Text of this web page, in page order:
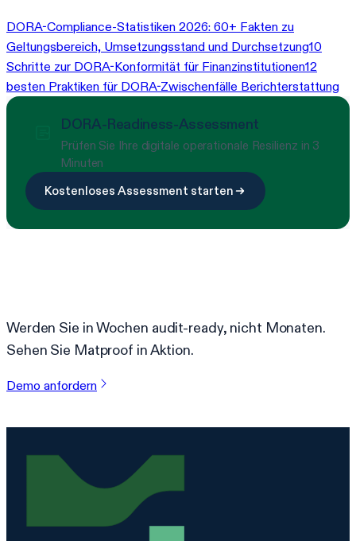
DORA-Compliance-Statistiken 2026: 60+ Fakten zu
Geltungsbereich, Umsetzungsstand und Durchsetzung10
Schritte zur DORA-Konformität für Finanzinstitutionen12
besten Praktiken für DORA-Zwischenfälle Berichterstattung
DORA-Readiness-Assessment
Prüfen Sie Ihre digitale operationale Resilienz in 3
Minuten
Kostenloses Assessment starten
Werden Sie in Wochen audit-ready, nicht Monaten.
Sehen Sie Matproof in Aktion.
Demo anfordern